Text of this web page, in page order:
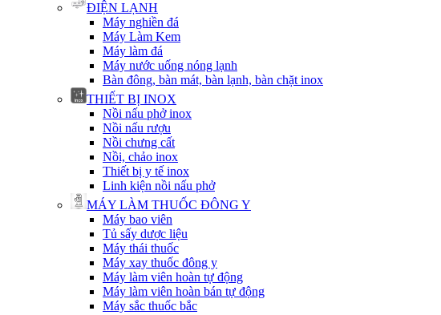
ĐIỆN LẠNH
Máy nghiền đá
Máy Làm Kem
Máy làm đá
Máy nước uống nóng lạnh
Bàn đông, bàn mát, bàn lạnh, bàn chặt inox
THIẾT BỊ INOX
Nồi nấu phở inox
Nồi nấu rượu
Nồi chưng cất
Nồi, chảo inox
Thiết bị y tế inox
Linh kiện nồi nấu phở
MÁY LÀM THUỐC ĐÔNG Y
Máy bao viên
Tủ sấy dược liệu
Máy thái thuốc
Máy xay thuốc đông y
Máy làm viên hoàn tự động
Máy làm viên hoàn bán tự động
Máy sắc thuốc bắc